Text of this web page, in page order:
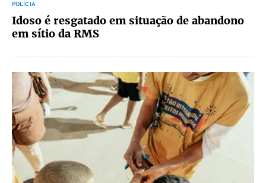
POLÍCIA
Idoso é resgatado em situação de abandono
em sítio da RMS